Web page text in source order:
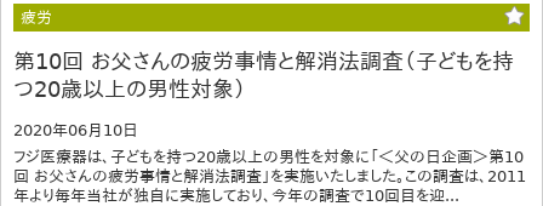
疲労
第10回 お父さんの疲労事情と解消法調査（子どもを持
つ20歳以上の男性対象）
2020年06月10日
フジ医療器は、子どもを持つ20歳以上の男性を対象に「＜父の日企画＞第10
回 お父さんの疲労事情と解消法調査」を実施いたしました。この調査は、2011
年より毎年当社が独自に実施しており、今年の調査で10回目を迎...